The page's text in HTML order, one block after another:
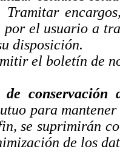
Tramitar
por el usuario a
disposición.
el boletín de
de conservación
para
se suprimirán
de los